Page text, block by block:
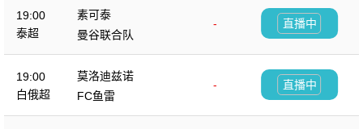
19:00
泰超
素可泰
-
曼谷联合队
直播中
19:00
白俄超
莫洛迪兹诺
-
FC鱼雷
直播中